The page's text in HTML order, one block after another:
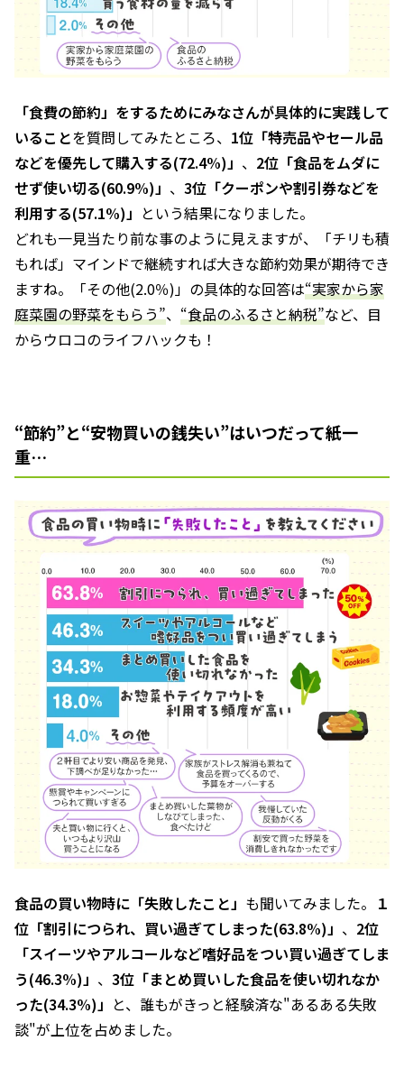
「食費の節約」をするためにみなさんが具体的に実践して
いることを質問してみたところ、 1位「特売品やセール品
などを優先して購入する(72.4%)」 、 2位「食品をムダに
せず使い切る(60.9%)」 、 3位「クーポンや割引券などを
利用する(57.1%)」 という結果になりました。
どれも一見当たり前な事のように見えますが、「チリも積
もれば」マインドで継続すれば大きな節約効果が期待でき
ますね。「その他(2.0％)」の具体的な回答は“実家から家
庭菜園の野菜をもらう”、 “食品のふるさと納税”など、目
からウロコのライフハックも！
“節約”と“安物買いの銭失い”はいつだって紙一
重…
食品の買い物時に「失敗したこと」 も聞いてみました。 １
位「割引につられ、買い過ぎてしまった(63.8%)」 、 2位
「スイーツやアルコールなど嗜好品をつい買い過ぎてしま
う(46.3%)」 、 3位「まとめ買いした食品を使い切れなか
った(34.3%)」 と、誰もがきっと経験済な"あるある失敗
談"が上位を占めました。